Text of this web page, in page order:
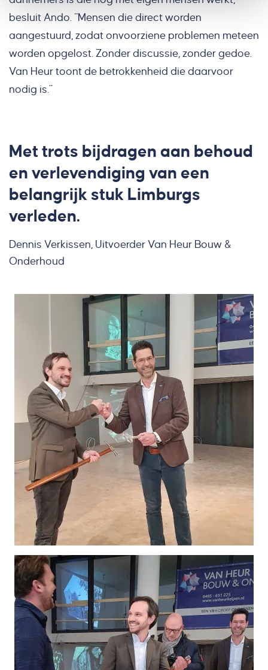
besluit Ando. “Mensen die direct worden
aangestuurd, zodat onvoorziene problemen meteen
worden opgelost. Zonder discussie, zonder gedoe.
Van Heur toont de betrokkenheid die daarvoor
nodig is.”
Met trots bijdragen aan behoud
en verlevendiging van een
belangrijk stuk Limburgs
verleden.
Dennis Verkissen, Uitvoerder Van Heur Bouw &
Onderhoud